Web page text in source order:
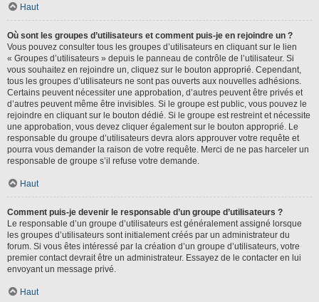
Haut
Où sont les groupes d’utilisateurs et comment puis-je en rejoindre un ?
Vous pouvez consulter tous les groupes d’utilisateurs en cliquant sur le lien
« Groupes d’utilisateurs » depuis le panneau de contrôle de l’utilisateur. Si
vous souhaitez en rejoindre un, cliquez sur le bouton approprié. Cependant,
tous les groupes d’utilisateurs ne sont pas ouverts aux nouvelles adhésions.
Certains peuvent nécessiter une approbation, d’autres peuvent être privés et
d’autres peuvent même être invisibles. Si le groupe est public, vous pouvez le
rejoindre en cliquant sur le bouton dédié. Si le groupe est restreint et nécessite
une approbation, vous devez cliquer également sur le bouton approprié. Le
responsable du groupe d’utilisateurs devra alors approuver votre requête et
pourra vous demander la raison de votre requête. Merci de ne pas harceler un
responsable de groupe s’il refuse votre demande.
Haut
Comment puis-je devenir le responsable d’un groupe d’utilisateurs ?
Le responsable d’un groupe d’utilisateurs est généralement assigné lorsque
les groupes d’utilisateurs sont initialement créés par un administrateur du
forum. Si vous êtes intéressé par la création d’un groupe d’utilisateurs, votre
premier contact devrait être un administrateur. Essayez de le contacter en lui
envoyant un message privé.
Haut